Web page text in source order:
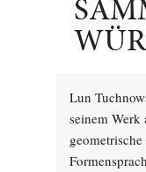
Lun
seinem Werk